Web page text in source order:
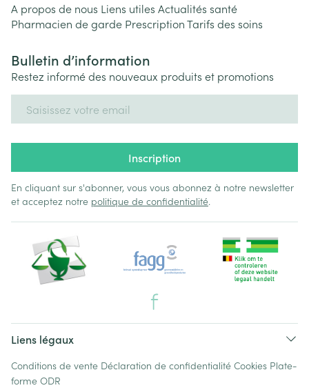
A propos de nous Liens utiles Actualités santé
Pharmacien de garde PrescriptionTarifs des soins
Bulletin d’information
Restez informé des nouveaux produits et promotions
Inscription
En cliquant sur s'abonner, vous vous abonnez à notre newsletter
et acceptez notre politique de confidentialité.
Liens légaux
Conditions de vente Déclaration de confidentialité Cookies Plate-
forme ODR